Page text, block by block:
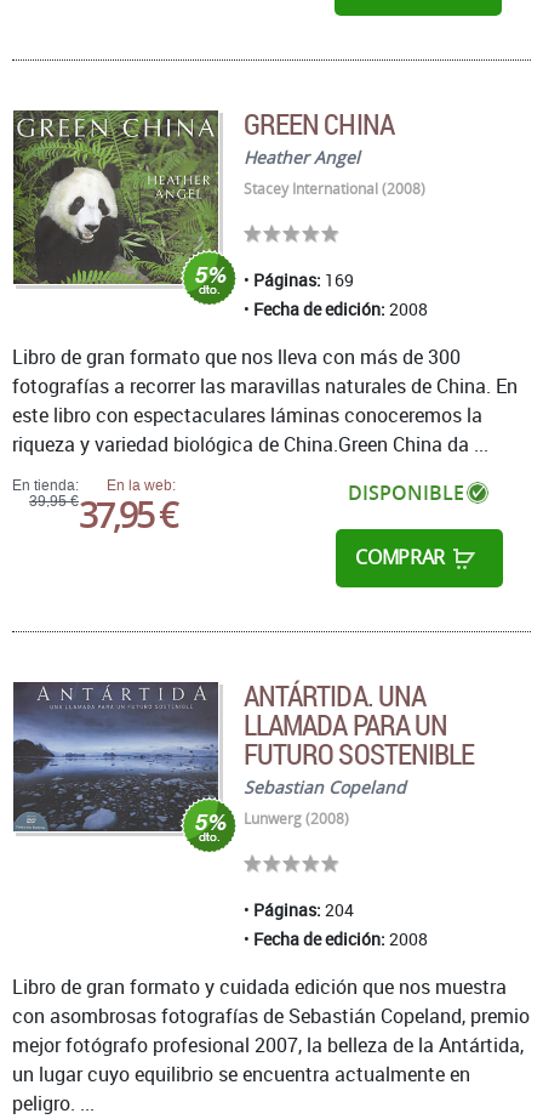
GREEN CHINA
Heather Angel
Stacey International (2008)
Páginas: 169
Fecha de edición: 2008
En tienda:
39,95 €
En la web:
37,95 € DISPONIBLE
COMPRAR
Libro de gran formato que nos lleva con más de 300
fotografías a recorrer las maravillas naturales de China. En
este libro con espectaculares láminas conoceremos la
riqueza y variedad biológica de China.Green China da ...
ANTÁRTIDA. UNA
LLAMADA PARA UN
FUTURO SOSTENIBLE
Sebastian Copeland
Lunwerg (2008)
Páginas: 204
Fecha de edición: 2008
Libro de gran formato y cuidada edición que nos muestra
con asombrosas fotografías de Sebastián Copeland, premio
mejor fotógrafo profesional 2007, la belleza de la Antártida,
un lugar cuyo equilibrio se encuentra actualmente en
peligro. ...